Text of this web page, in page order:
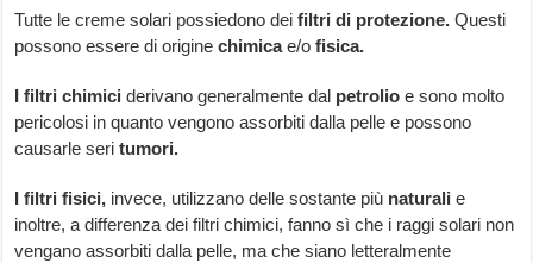
Tutte le creme solari possiedono dei filtri di protezione.Questi
possono essere di originechimicae/ofisica.
I filtri chimici derivano generalmente dal petrolio e sono molto
pericolosi in quanto vengono assorbiti dalla pelle e possono
causarle seri tumori.
I filtri fisici, invece, utilizzano delle sostante più naturali e
inoltre, a differenza dei filtri chimici, fanno sì che i raggi solari non
vengano assorbiti dalla pelle, ma che siano letteralmente